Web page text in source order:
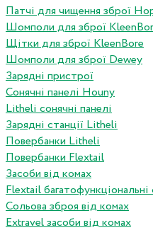
Патчі для чищення зброї
Шомполи для зброї
Щітки для зброї KleenBore
Шомполи для зброї Dewey
Зарядні пристрої
Сонячні панелі Houny
Litheli сонячні панелі
Зарядні станції Litheli
Повербанки Litheli
Повербанки Flextail
Засоби від комах
Flextail багатофункціональні
Сольова зброя від комах
Extravel засоби від комах